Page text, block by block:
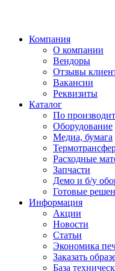
Компания
О компании
Вендоры
Отзывы
Вакансии
Реквизиты
Каталог
По
Оборудование
Медиа, бумага
Расходные
Запчасти
Демо и б/у
Готовые
Информация
Акции
Новости
Статьи
Экономика
Заказать
База